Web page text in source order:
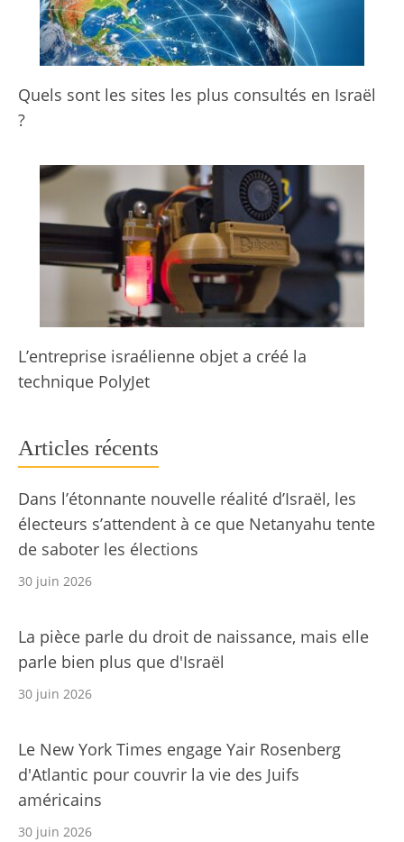
Quels sont les sites les plus consultés en Israël
?
L’entreprise israélienne objet a créé la
technique PolyJet
Articles récents
Dans l’étonnante nouvelle réalité d’Israël, les
électeurs s’attendent à ce que Netanyahu tente
de saboter les élections
30 juin 2026
La pièce parle du droit de naissance, mais elle
parle bien plus que d'Israël
30 juin 2026
Le New York Times engage Yair Rosenberg
d'Atlantic pour couvrir la vie des Juifs
américains
30 juin 2026